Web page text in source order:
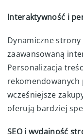
Interaktywność i
Dynamiczne
zaawansowaną
Personalizacja
wcześniejsze
oferują bardziej
SEO i wydajność